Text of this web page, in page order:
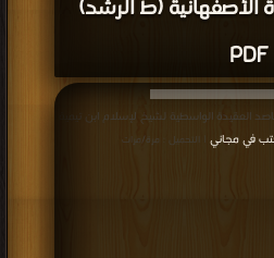
الأصفهانية (ط الرشد)
PDF
العقيدة الواسطية لشيخ لإسلام ابن تيمية
في مجاني | التحميل : مرة/مرات